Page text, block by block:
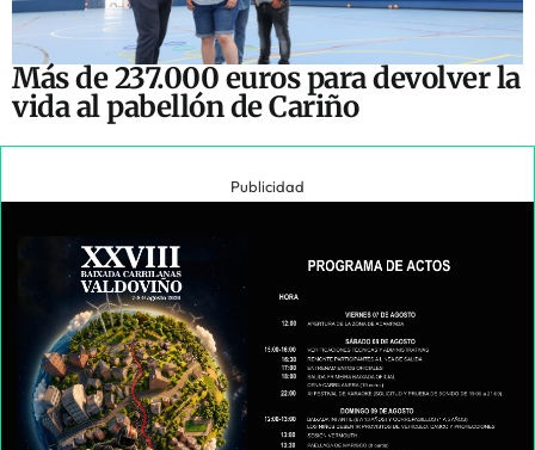
Más de 237.000 euros para devolver la
vida al pabellón de Cariño
Publicidad